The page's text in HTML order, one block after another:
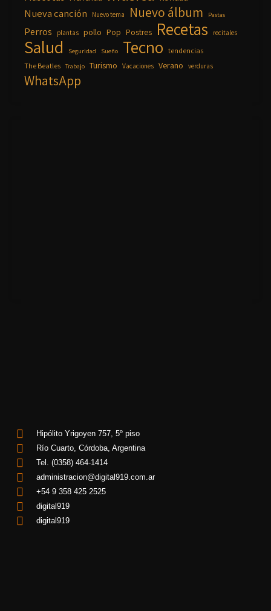
Nueva canción Nuevo tema Nuevo álbum Pastas
Perros plantas pollo Pop Postres Recetas recitales
Salud Seguridad Sueño Tecno tendencias
The Beatles Trabajo Turismo Vacaciones Verano verduras
WhatsApp
Hipólito Yrigoyen 757, 5º piso
Río Cuarto, Córdoba, Argentina
Tel. (0358) 464-1414
administracion@digital919.com.ar
+54 9 358 425 2525
digital919
digital919